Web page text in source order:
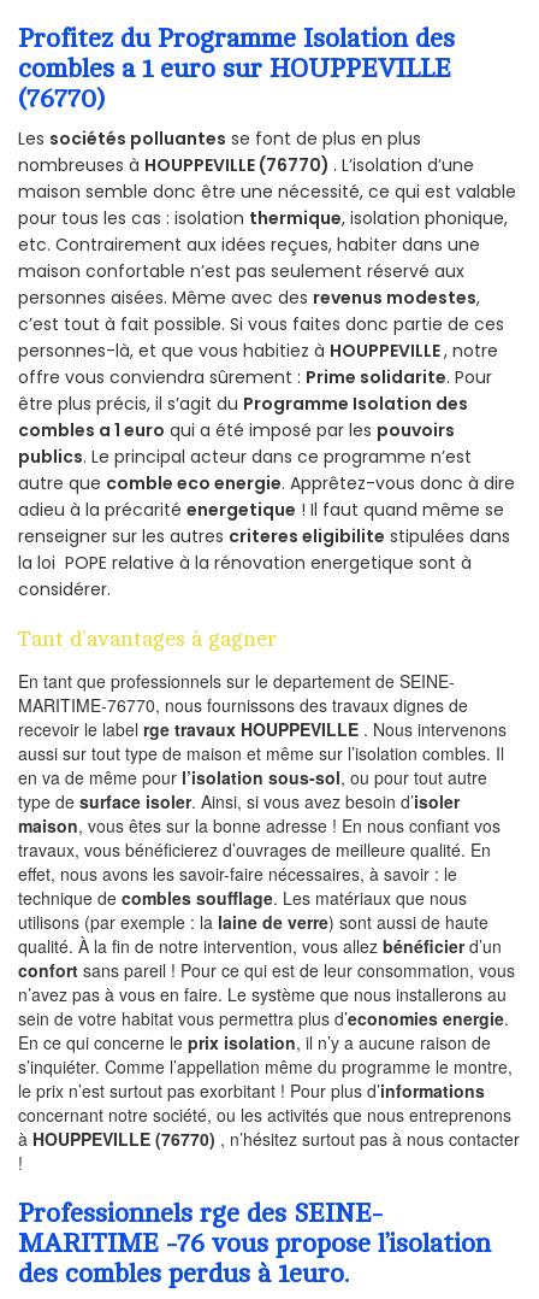
Profitez du Programme Isolation des
combles a 1 euro sur HOUPPEVILLE
(76770)
Les sociétés polluantes se font de plus en plus
nombreuses à HOUPPEVILLE (76770) . L’isolation d’une
maison semble donc être une nécessité, ce qui est valable
pour tous les cas : isolation thermique, isolation phonique,
etc. Contrairement aux idées reçues, habiter dans une
maison confortable n’est pas seulement réservé aux
personnes aisées. Même avec des revenus modestes,
c’est tout à fait possible. Si vous faites donc partie de ces
personnes-là, et que vous habitiez à HOUPPEVILLE, notre
offre vous conviendra sûrement : Prime solidarite. Pour
être plus précis, il s’agit du Programme Isolation des
combles a 1 euro qui a été imposé par les pouvoirs
publics. Le principal acteur dans ce programme n’est
autre que comble eco energie. Apprêtez-vous donc à dire
adieu à la précarité energetique ! Il faut quand même se
renseigner sur les autres criteres eligibilite stipulées dans
la loi POPE relative à la rénovation energetique sont à
considérer.
Tant d’avantages à gagner
En tant que professionnels sur le departement de SEINE-
MARITIME-76770, nous fournissons des travaux dignes de
recevoir le label rge travaux HOUPPEVILLE . Nous intervenons
aussi sur tout type de maison et même sur l’isolation combles. Il
en va de même pour l’isolation sous-sol, ou pour tout autre
type de surface isoler. Ainsi, si vous avez besoin d’isoler
maison, vous êtes sur la bonne adresse ! En nous confiant vos
travaux, vous bénéficierez d’ouvrages de meilleure qualité. En
effet, nous avons les savoir-faire nécessaires, à savoir : le
technique de combles soufflage. Les matériaux que nous
utilisons (par exemple : la laine de verre) sont aussi de haute
qualité. À la fin de notre intervention, vous allez bénéficierd’un
confort sans pareil ! Pour ce qui est de leur consommation, vous
n’avez pas à vous en faire. Le système que nous installerons au
sein de votre habitat vous permettra plus d’economies energie.
En ce qui concerne le prix isolation, il n’y a aucune raison de
s’inquiéter. Comme l’appellation même du programme le montre,
le prix n’est surtout pas exorbitant ! Pour plus d’informations
concernant notre société, ou les activités que nous entreprenons
à HOUPPEVILLE (76770) , n’hésitez surtout pas à nous contacter
!
Professionnels rge des SEINE-
MARITIME -76 vous propose l’isolation
des combles perdus à 1euro.